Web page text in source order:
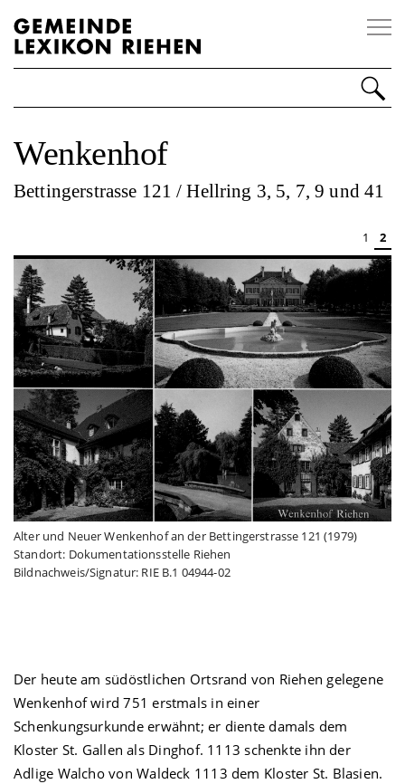
Personen
Orte
Organisationen
Sonstiges
Über Riehen
Wenkenhof
Bettingerstrasse 121 / Hellring 3, 5, 7, 9 und 41
1 2
Alter und Neuer Wenkenhof an der Bettingerstrasse 121 (1979)
Standort: Dokumentationsstelle Riehen
Bildnachweis/Signatur: RIE B.1 04944-02
Der heute am südöstlichen Ortsrand von Riehen gelegene
Wenkenhof wird 751 erstmals in einer
Schenkungsurkunde erwähnt; er diente damals dem
Kloster St. Gallen als Dinghof. 1113 schenkte ihn der
Adlige Walcho von Waldeck 1113 dem Kloster St. Blasien.